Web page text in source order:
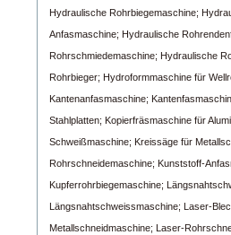
Hydraulische Rohrbiegemaschine;
Anfasmaschine; Hydraulische
Rohrschmiedemaschine; Hydraulische
Rohrbieger; Hydroformmaschine für
Kantenanfasmaschine;
Stahlplatten; Kopierfräsmaschine für
Schweißmaschine; Kreissäge für
Rohrschneidemaschine; Kunststoff-
Kupferrohrbiegemaschine;
Längsnahtschweissmaschine; Laser-
Metallschneidmaschine; Laser-